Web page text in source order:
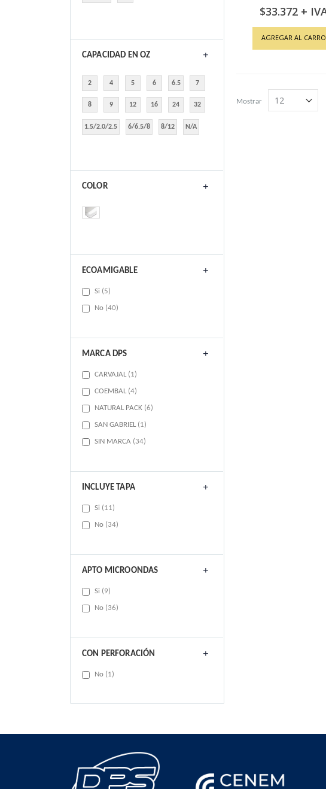
$33.372
AGREGAR AL CARRO
Mostrar
CAPACIDAD EN OZ
2 4 5 6 6.5 7
8 9 12 16 24 32
1.5/2.0/2.5 6/6.5/8 8/12 N/A
COLOR
ECOAMIGABLE
Si 5items
No 40items
MARCA DPS
CARVAJAL 1item
COEMBAL 4items
NATURAL PACK 6items
SAN GABRIEL 1item
SIN MARCA 34items
INCLUYE TAPA
Si 11items
No 34items
APTO MICROONDAS
Si 9items
No 36items
CON PERFORACIÓN
No 1item